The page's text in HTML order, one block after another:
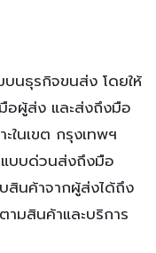
นธุรกิจขนส่ง โดยให้
อผู้ส่ง และส่งถึงมือ
ในเขต กรุงเทพฯ
บบด่วนส่งถึงมือ
สินค้าจากผู้ส่งได้ถึง
มสินค้าและบริการ